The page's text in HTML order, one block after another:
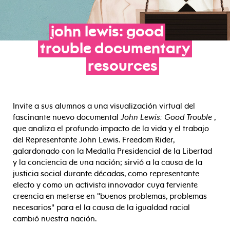
john lewis: good
trouble documentary
resources
Invite a sus alumnos a una visualización virtual del
fascinante nuevo documental John Lewis: Good Trouble ,
que analiza el profundo impacto de la vida y el trabajo
del Representante John Lewis. Freedom Rider,
galardonado con la Medalla Presidencial de la Libertad
y la conciencia de una nación; sirvió a la causa de la
justicia social durante décadas, como representante
electo y como un activista innovador cuya ferviente
creencia en meterse en "buenos problemas, problemas
necesarios" para el la causa de la igualdad racial
cambió nuestra nación.